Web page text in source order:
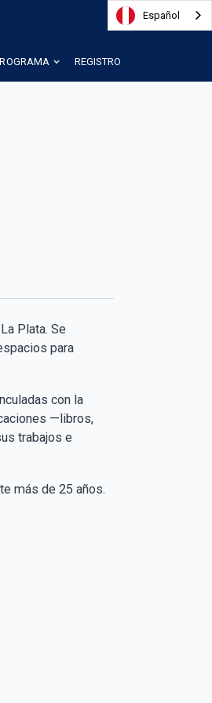
REGISTRO
Plata. Se
para
con la
—libros,
trabajos e
más de 25 años.
Español